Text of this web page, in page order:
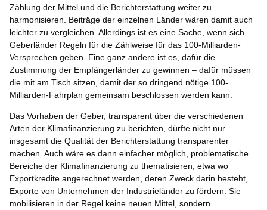
Zählung der Mittel und die Berichterstattung weiter zu
harmonisieren. Beiträge der einzelnen Länder wären damit auch
leichter zu vergleichen. Allerdings ist es eine Sache, wenn sich
Geberländer Regeln für die Zählweise für das 100-Milliarden-
Versprechen geben. Eine ganz andere ist es, dafür die
Zustimmung der Empfängerländer zu gewinnen – dafür müssen
die mit am Tisch sitzen, damit der so dringend nötige 100-
Milliarden-Fahrplan gemeinsam beschlossen werden kann.
Das Vorhaben der Geber, transparent über die verschiedenen
Arten der Klimafinanzierung zu berichten, dürfte nicht nur
insgesamt die Qualität der Berichterstattung transparenter
machen. Auch wäre es dann einfacher möglich, problematische
Bereiche der Klimafinanzierung zu thematisieren, etwa wo
Exportkredite angerechnet werden, deren Zweck darin besteht,
Exporte von Unternehmen der Industrieländer zu fördern. Sie
mobilisieren in der Regel keine neuen Mittel, sondern